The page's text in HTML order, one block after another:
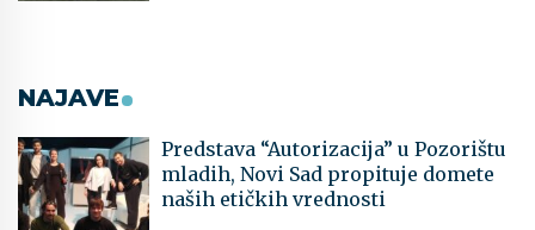
NAJAVE
Predstava “Autorizacija” u Pozorištu
mladih, Novi Sad propituje domete
naših etičkih vrednosti